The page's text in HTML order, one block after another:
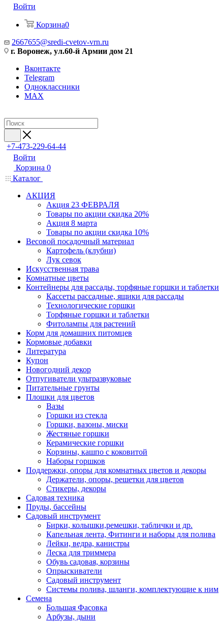
Войти
Корзина0
2667655@sredi-cvetov-vrn.ru
г. Воронеж, ул.60-й Армии дом 21
Вконтакте
Telegram
Одноклассники
MAX
+7-473-229-64-44
Войти
Корзина 0
Каталог
АКЦИЯ
Акция 23 ФЕВРАЛЯ
Товары по акции скидка 20%
Акция 8 марта
Товары по акции скидка 10%
Весовой посадочный материал
Картофель (клубни)
Лук севок
Искусственная трава
Комнатные цветы
Контейнеры для рассады, торфяные горшки и таблетки
Кассеты рассадные, ящики для рассады
Технологические горшки
Торфяные горшки и таблетки
Фитолампы для растений
Корм для домашних питомцев
Кормовые добавки
Литература
Купон
Новогодний декор
Отпугиватели ультразвуковые
Питательные грунты
Плошки для цветов
Вазы
Горшки из стекла
Горшки, вазоны, миски
Жестяные горшки
Керамические горшки
Корзины, кашпо с коковитой
Наборы горшков
Поддержки, опоры для комнатных цветов и декоры
Держатели, опоры, решетки для цветов
Стикеры, декоры
Садовая техника
Пруды, бассейны
Садовый инструмент
Бирки, колышки,ремешки, таблички и др.
Капельная лента, Фитинги и наборы для полива
Лейки, ведра, канистры
Леска для триммера
Обувь садовая, корзины
Опрыскиватели
Садовый инструмент
Системы полива, шланги, комплектующие к ним
Семена
Большая Фасовка
Арбузы, дыни